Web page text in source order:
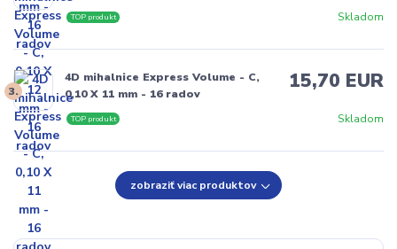
Skladom
TOP produkt
3.
4D mihalnice Express Volume - C,
0,10 X 11 mm - 16 radov
Skladom
TOP produkt
15,70 EUR
zobraziť viac produktov